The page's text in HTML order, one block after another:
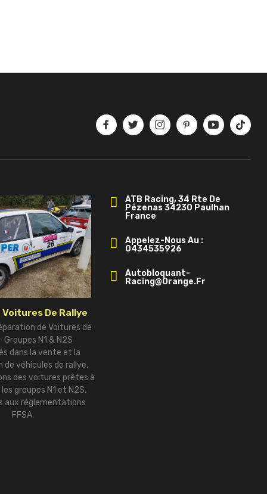
Voitures De Rallye
de Voitures de
Groupes N1 & N2S
dans la vente et la
de véhicules de rallye,
des voitures prêtes à
groupes N1 et N2S,
aux réglementations
FFSA.
ATB Racing, 34 Rte De
Pézenas 34230 Paulhan
France
Appelez-Nous Au :
0434535926
Autobloquant-
Racing@orange.fr